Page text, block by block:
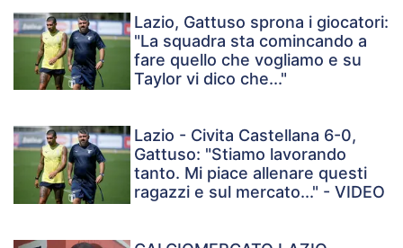
Lazio, Gattuso sprona i giocatori:
"La squadra sta comincando a
fare quello che vogliamo e su
Taylor vi dico che..."
Lazio - Civita Castellana 6-0,
Gattuso: "Stiamo lavorando
tanto. Mi piace allenare questi
ragazzi e sul mercato..." - VIDEO